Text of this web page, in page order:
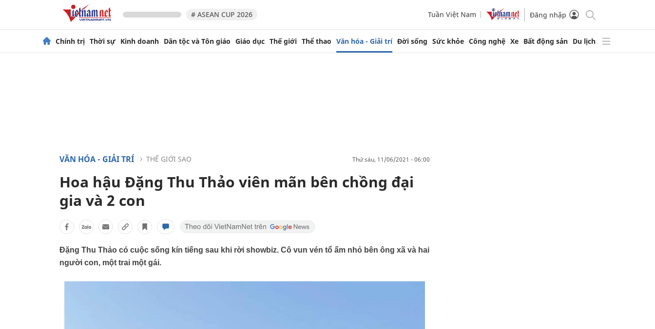
# ASEAN CUP 2026 Tuần Việt Nam Đăng nhập
Chính trị Thời sự Kinh doanh Dân tộc và Tôn giáo Giáo dục Thế giới Thể thao Văn hóa - Giải trí Đời sống Sức khỏe Công nghệ Xe Bất động sản Du lịch
VĂN HÓA - GIẢI TRÍ THẾ GIỚI SAO thứ sáu, 11/06/2021 - 06:00
Hoa hậu Đặng Thu Thảo viên mãn bên chồng đại
gia và 2 con
Đặng Thu Thảo có cuộc sống kín tiếng sau khi rời showbiz. Cô vun vén tổ ấm nhỏ bên ông xã và hai
người con, một trai một gái.